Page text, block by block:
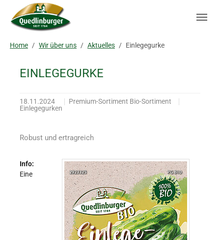
Skip to main navigation
Zum Hauptinhalt springen
Skip to page footer
Home Wir über uns Aktuelles Einlegegurke
EINLEGEGURKE
18.11.2024
Premium-Sortiment Bio-Sortiment
Einlegegurken
Robust und ertragreich
Info:
Eine